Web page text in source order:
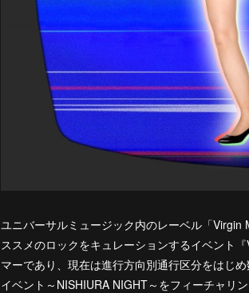
ユニバーサルミュージック内のレーベル「
ススメのロックをキュレーションするイベント
マーであり、現在は進行方向別通行区分をはじ
イベント～NISHIURA NIGHT～をフィーチャリ